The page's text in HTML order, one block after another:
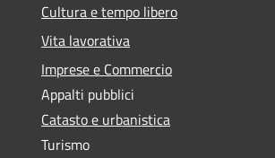
Cultura e tempo libero
Vita lavorativa
Imprese e Commercio
Appalti pubblici
Catasto e urbanistica
Turismo